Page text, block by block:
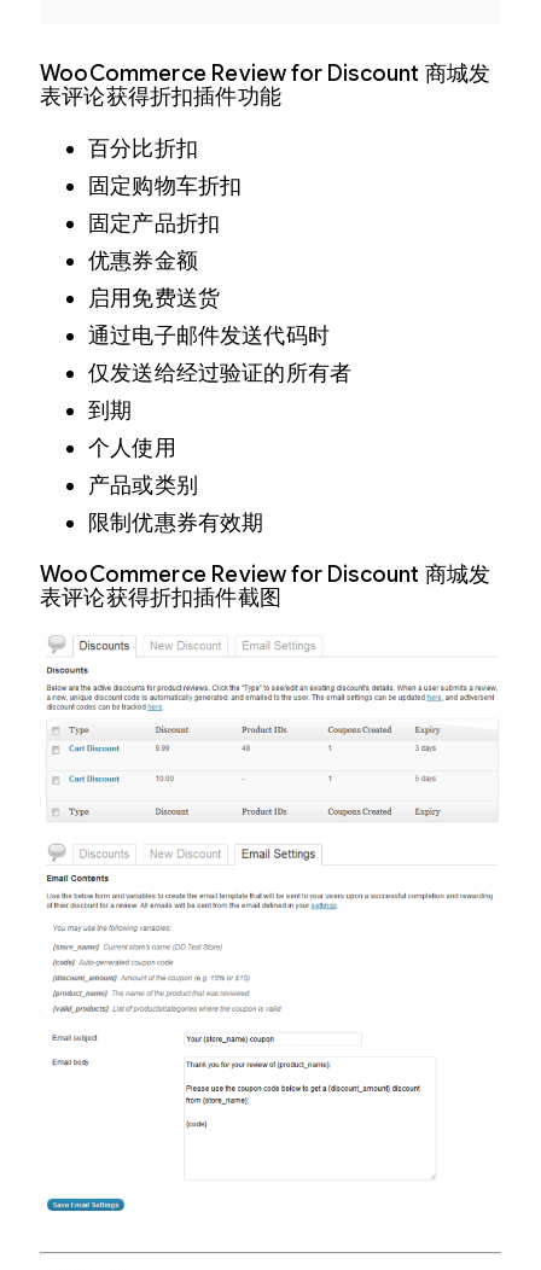
WooCommerce Review for Discount 商城发
表评论获得折扣插件功能
百分比折扣
固定购物车折扣
固定产品折扣
优惠券金额
启用免费送货
通过电子邮件发送代码时
仅发送给经过验证的所有者
到期
个人使用
产品或类别
限制优惠券有效期
WooCommerce Review for Discount 商城发
表评论获得折扣插件截图